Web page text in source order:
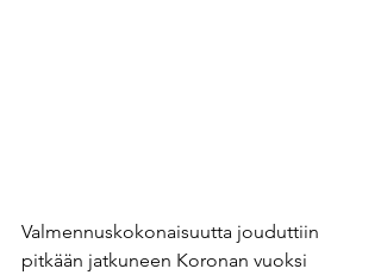
Valmennuskokonaisuutta jouduttiin
pitkään jatkuneen Koronan vuoksi